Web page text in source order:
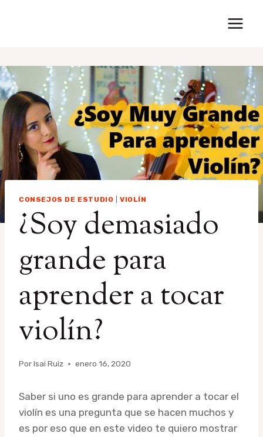
CONSEJOS DE ESTUDIO |VIOLÍN
¿Soy demasiado
grande para
aprender a tocar
violín?
PorIsai Ruiz enero 16, 2020
Saber si uno es grande para aprender a tocar el
violín es una pregunta que se hacen muchos y
es por eso que en este video te quiero mostrar